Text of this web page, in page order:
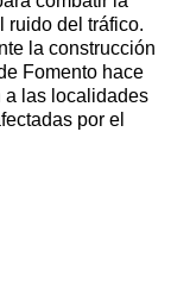
ruido del tráfico.
la construcción
Fomento hace
a las localidades
por el